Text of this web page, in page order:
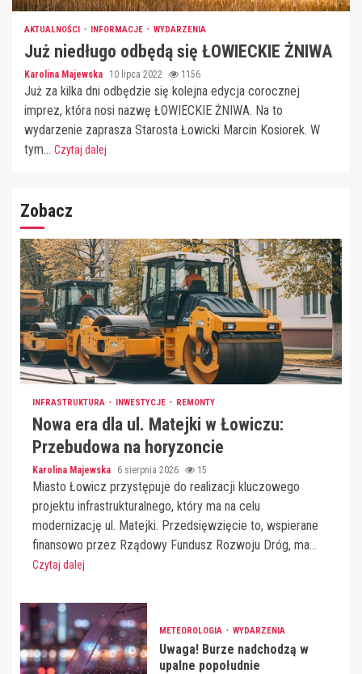
AKTUALNOŚCI INFORMACJE WYDARZENIA
Już niedługo odbędą się ŁOWIECKIE ŻNIWA
Karolina Majewska 10 lipca 2022 1156
Już za kilka dni odbędzie się kolejna edycja corocznej
imprez, która nosi nazwę ŁOWIECKIE ŻNIWA. Na to
wydarzenie zaprasza Starosta Łowicki Marcin Kosiorek. W
tym... Czytaj dalej
Zobacz
INFRASTRUKTURA INWESTYCJE REMONTY
Nowa era dla ul. Matejki w Łowiczu:
Przebudowa na horyzoncie
Karolina Majewska 6 sierpnia 2026 15
Miasto Łowicz przystępuje do realizacji kluczowego
projektu infrastrukturalnego, który ma na celu
modernizację ul. Matejki. Przedsięwzięcie to, wspierane
finansowo przez Rządowy Fundusz Rozwoju Dróg, ma...
Czytaj dalej
METEOROLOGIA WYDARZENIA
Uwaga! Burze nadchodzą w
upalne popołudnie